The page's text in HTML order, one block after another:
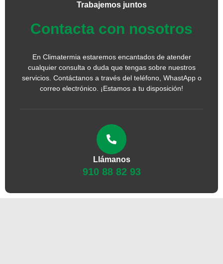
Trabajemos juntos
Contacta con nosotros
En Climatermia estaremos encantados de atender
cualquier consulta o duda que tengas sobre nuestros
servicios. Contáctanos a través del teléfono, WhastApp o
correo electrónico. ¡Estamos a tu disposición!
Llámanos
910 88 82 93